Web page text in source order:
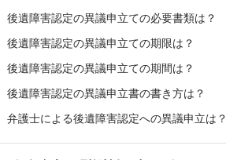
後遺障害認定の異議申立ての必要書類は？
後遺障害認定の異議申立ての期限は？
後遺障害認定の異議申立ての期間は？
後遺障害認定の異議申立書の書き方は？
弁護士による後遺障害認定への異議申立は？